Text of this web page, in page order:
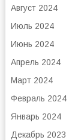
Август 2024
Июль 2024
Июнь 2024
Апрель 2024
Март 2024
Февраль 2024
Январь 2024
Декабрь 2023